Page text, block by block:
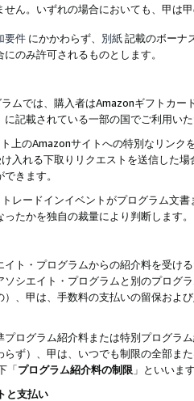
せん。いずれの場合においても、甲は
要件 にかかわらず、 別紙記載のボーナ
のみ許可されるものとします。
ムでは、購入者はAmazonギフトカ
に記載されている一部の国でご利用い
上のAmazonサイトへの特別なリン
入れる下取りリクエストを送信した
きます。
レードインイベントがプログラム文
たかを独自の裁量により判断します。
イト・プログラムからの紹介料を受け
ソシエイト・プログラムと別のプログ
、甲は、手数料の支払いの留保およ
ログラム紹介料または特別プログラ
らず）、甲は、いつでも制限の全部
「プログラム紹介料の制限 」といいま
と支払い